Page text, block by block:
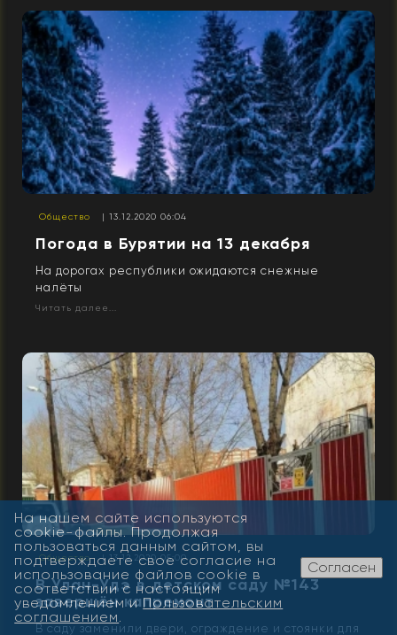
Общество | 13.12.2020 06:04
Погода в Бурятии на 13 декабря
На дорогах республики ожидаются снежные
налёты
Читать далее...
Общество | 13.12.2020 05:00
В Улан-Удэ в детском саду №143
завершён капремонт
В саду заменили двери, ограждение и стоянки для
На нашем сайте используются
cookie-файлы. Продолжая
пользоваться данным сайтом, вы
подтверждаете свое согласие на
использование файлов cookie в
соответствии с настоящим
уведомлением иПользовательским
соглашением.
Согласен